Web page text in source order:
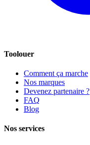
Toolouer
Comment ça marche
Nos marques
Devenez partenaire ?
FAQ
Blog
Nos services